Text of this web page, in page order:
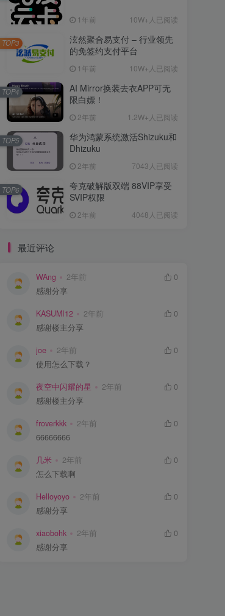
1年前 10W+人已阅读
泫然聚合易支付 – 行业领先
的免签约支付平台
1年前 10W+人已阅读
TOP3
AI Mirror换装去衣APP可无
限白嫖！
2年前 1.2W+人已阅读
TOP4
华为鸿蒙系统激活Shizuku和
Dhizuku
2年前 7043人已阅读
TOP5
夸克破解版双端 88VIP享受
SVIP权限
2年前 4048人已阅读
TOP6
最近评论
WAng 2年前
0
感谢分享
KASUMI12 2年前
0
感谢楼主分享
joe 2年前
0
使用怎么下载？
夜空中闪耀的星 2年前
0
感谢楼主分享
froverkkk 2年前
0
66666666
几米 2年前
0
怎么下载啊
Helloyoyo 2年前
0
感谢分享
xiaobohk 2年前
0
感谢分享